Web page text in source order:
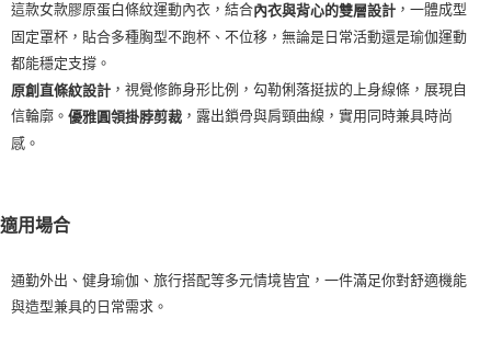
宅配出貨(2000以上免運)
這款女款膠原蛋白條紋運動內衣，結合內衣與背心的雙層設計 ，一體成型
固定罩杯，貼合多種胸型不跑杯、不位移，無論是日常活動還是瑜伽運動
都能穩定支撐。
原創直條紋設計 ，視覺修飾身形比例，勾勒俐落挺拔的上身線條，展現自
信輪廓。 優雅圓領掛脖剪裁 ，露出鎖骨與肩頸曲線，實用同時兼具時尚
感。
適用場合
通勤外出、健身瑜伽、旅行搭配等多元情境皆宜，一件滿足你對舒適機能
與造型兼具的日常需求。